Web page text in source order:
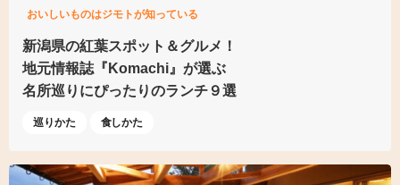
おいしいものはジモトが知っている
新潟県の紅葉スポット＆グルメ！
地元情報誌『Komachi』が選ぶ
名所巡りにぴったりのランチ９選
巡りかた 食しかた